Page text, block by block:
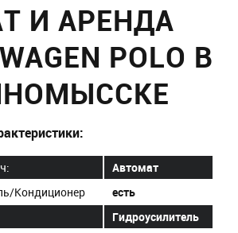
И АРЕНДА
POLO В
Автомат
Кондиционер
есть
Гидроусилитель